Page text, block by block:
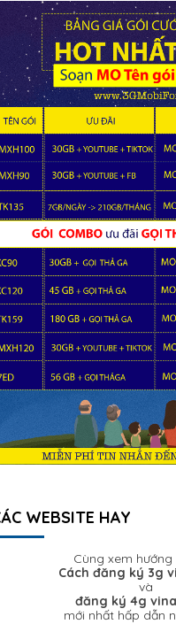
WEBSITE HAY
Cùng xem hướng
Cách đăng ký 3g
và
đăng ký 4g
mới nhất hấp dẫn